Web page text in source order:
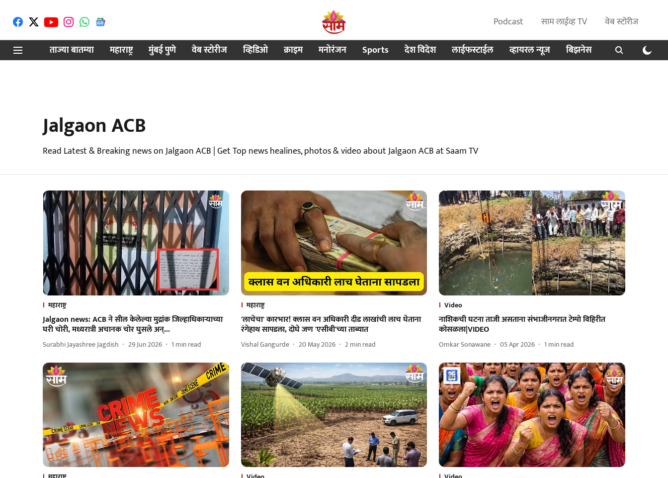
Podcast साम लाईव्ह TV
वेब स्टोरीज
ताज्या बातम्या
महाराष्ट्र मुंबई पुणे वेब स्टोरीज व्हिडिओ क्राइम मनोरंजन Sports देश विदेश लाईफस्टाईल व्हायरल न्यूज बिझनेस
Jalgaon ACB
Read Latest & Breaking news on Jalgaon ACB | Get Top news healines, photos & video about Jalgaon ACB at Saam TV
महाराष्ट्र
Jalgaon news: ACB ने सील केलेल्या मुद्रांक जिल्हाधिकाऱ्याच्या
घरी चोरी, मध्यरात्री अचानक चोर घुसले अन्...
Surabhi Jayashree Jagdish 29 Jun 2026 1 min read
महाराष्ट्र
'लाचेचा' कारभार! क्लास वन अधिकारी दीड लाखांची लाच घेताना
रंगेहाथ सापडला, दोघे जण 'एसीबी'च्या ताब्यात
Vishal Gangurde 20 May 2026 2min read
Video
नाशिकची घटना ताजी असताना संभाजीनगरात टेम्पो विहिरीत
कोसळला|VIDEO
Omkar Sonawane 05 Apr 2026 1 min read